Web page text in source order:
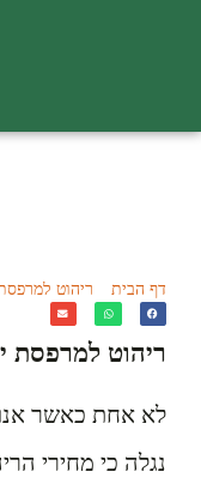
דף הבית ריהוט
ריהוט למרפסת יד 2 – מתאים
לא אחת כאשר
נגלה כי מחירי